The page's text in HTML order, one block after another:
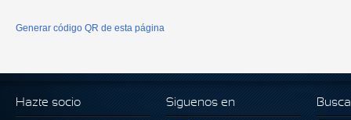
Generar código QR de esta página
Hazte socio Siguenos en